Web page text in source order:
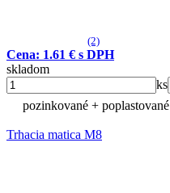
(2)
Cena: 1.61 € s DPH
skladom
ks
pozinkované + poplastované
Trhacia matica M8